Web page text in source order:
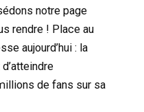
notre page
rendre ! Place au
aujourd’hui : la
de fans sur sa